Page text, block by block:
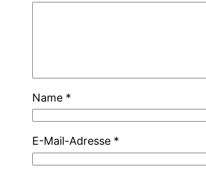
Name *
E-Mail-Adresse *